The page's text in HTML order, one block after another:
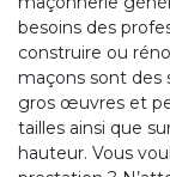
besoins des
construire ou
maçons sont des
gros œuvres et
tailles ainsi que
hauteur. Vous